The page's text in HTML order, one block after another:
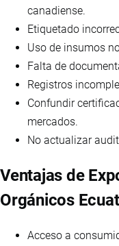
canadiense.
Etiquetado
Uso de insumos
Falta de
Registros
Confundir
mercados.
No actualizar
Ventajas de
Orgánicos
Acceso a